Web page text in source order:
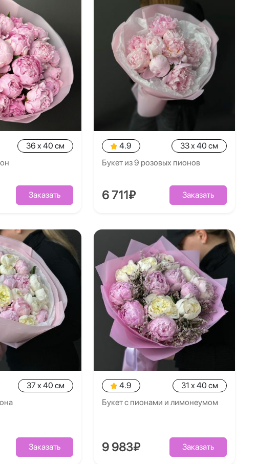
36 x 40 см
Заказать
4.9
33 x 40 см
Букет из 9 розовых пионов
6 711₽ Заказать
37 x 40 см
Заказать
4.9
31 x 40 см
Букет с пионами и лимонеумом
9 983₽ Заказать